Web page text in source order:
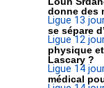
donne des
Ligue 13
se sépare
Ligue 12
physique
Lascary ?
Ligue 14
médical